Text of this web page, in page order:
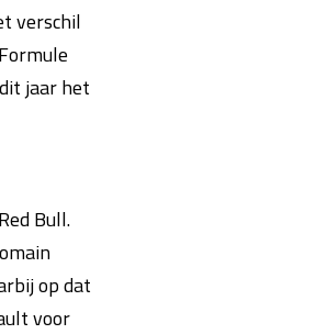
verschil
jaar het
Bull.
op dat
voor